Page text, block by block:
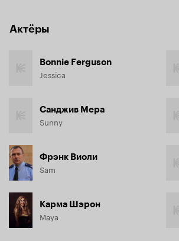
Актёры
Bonnie Ferguson
Jessica
Санджив Мера
Sunny
Фрэнк Виоли
Sam
Карма Шэрон
Maya